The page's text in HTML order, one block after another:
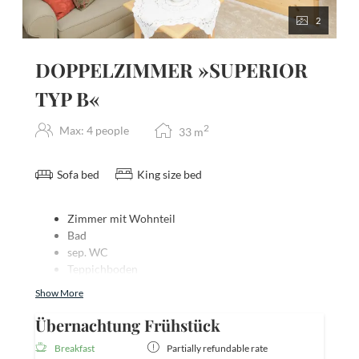
2
DOPPELZIMMER »SUPERIOR
TYP B«
Max: 4 people 33 m2
Sofa bed King size bed
Zimmer mit Wohnteil
Bad
sep. WC
Teppichboden
Telefon
FLAT-TV
Radio
Safe
Show More
Übernachtung Frühstück
Breakfast Partially refundable rate